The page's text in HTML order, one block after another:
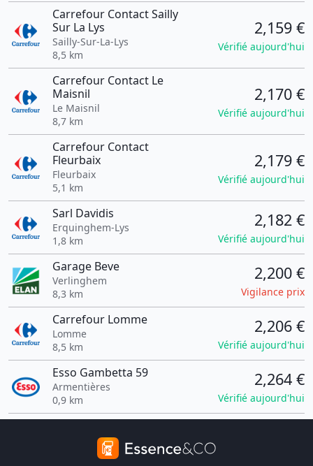
Carrefour Contact Sailly
Sur La Lys
Sailly-Sur-La-Lys
8,5 km
2,159 €
Vérifié aujourd'hui
Carrefour Contact Le
Maisnil
Le Maisnil
8,7 km
2,170 €
Vérifié aujourd'hui
Carrefour Contact
Fleurbaix
Fleurbaix
5,1 km
2,179 €
Vérifié aujourd'hui
Sarl Davidis
Erquinghem-Lys
1,8 km
2,182 €
Vérifié aujourd'hui
Garage Beve
Verlinghem
8,3 km
2,200 €
Vigilance prix
Carrefour Lomme
Lomme
8,5 km
2,206 €
Vérifié aujourd'hui
Esso Gambetta 59
Armentières
0,9 km
2,264 €
Vérifié aujourd'hui